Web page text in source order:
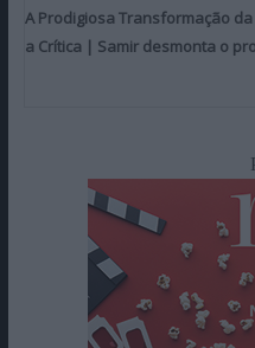
A Prodigiosa Transformação
a Crítica | Samir desmonta o